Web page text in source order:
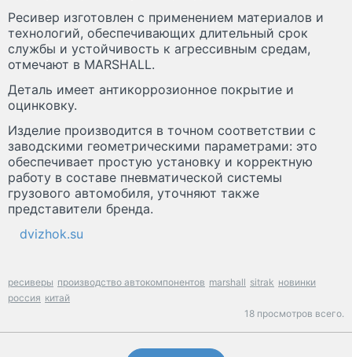
Ресивер изготовлен с применением материалов и
технологий, обеспечивающих длительный срок
службы и устойчивость к агрессивным средам,
отмечают в MARSHALL.
Деталь имеет антикоррозионное покрытие и
оцинковку.
Изделие производится в точном соответствии с
заводскими геометрическими параметрами: это
обеспечивает простую установку и корректную
работу в составе пневматической системы
грузового автомобиля, уточняют также
представители бренда.
dvizhok.su
ресиверы производство автокомпонентов marshall sitrak новинки
россия китай
18 просмотров всего.